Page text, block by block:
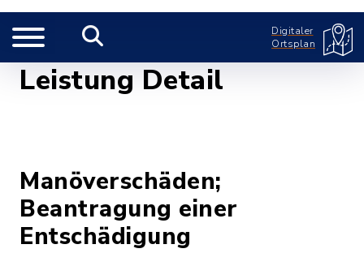
Digitaler
Ortsplan
Leistung Detail
Manöverschäden;
Beantragung einer
Entschädigung